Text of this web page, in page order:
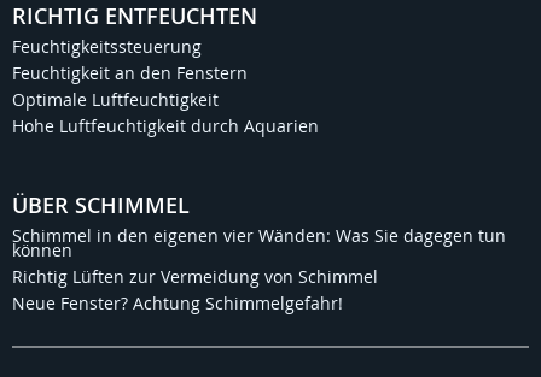
RICHTIG ENTFEUCHTEN
Feuchtigkeitssteuerung
Feuchtigkeit an den Fenstern
Optimale Luftfeuchtigkeit
Hohe Luftfeuchtigkeit durch Aquarien
ÜBER SCHIMMEL
Schimmel in den eigenen vier Wänden: Was Sie dagegen tun
können
Richtig Lüften zur Vermeidung von Schimmel
Neue Fenster? Achtung Schimmelgefahr!